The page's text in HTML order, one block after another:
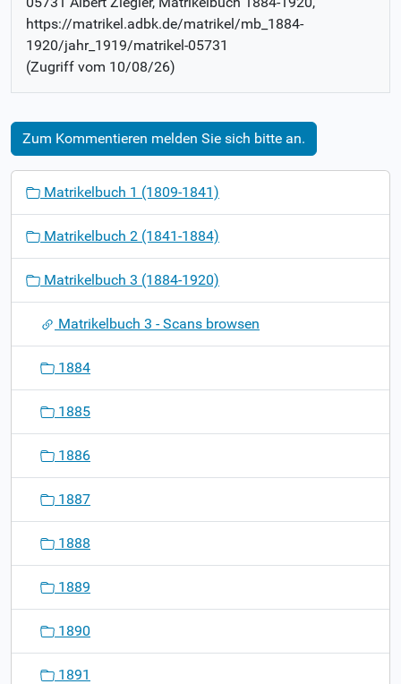
https://matrikel.adbk.de/matrikel/mb_1884-
1920/jahr_1919/matrikel-05731
(Zugriff vom 10/08/26)
Zum Kommentieren melden Sie sich bitte an.
o
Matrikelbuch 1 (1809-1841)
Matrikelbuch 2 (1841-1884)
Matrikelbuch 3 (1884-1920)
Matrikelbuch 3 - Scans browsen
1884
1885
1886
1887
1888
1889
1890
1891